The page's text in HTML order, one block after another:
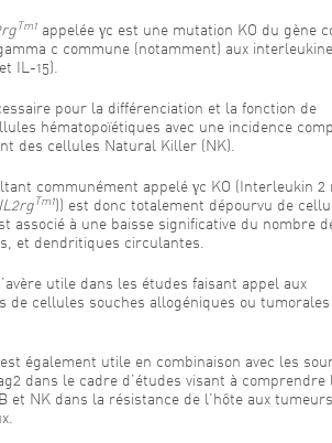
Tm1 appelée γc est une mutation KO du gène
c commune (notamment) aux
IL-15).
pour la différenciation et la fonction de
hématopoïétiques avec une incidence
des cellules Natural Killer (NK).
communément appelé γc KO (Interleukin 2
IL2rgTm1)) est donc totalement dépourvu de
associé à une baisse significative du nombre
et dendritiques circulantes.
utile dans les études faisant appel aux
de cellules souches allogéniques ou tumorales
également utile en combinaison avec les
dans le cadre d’études visant à comprendre
et NK dans la résistance de l’hôte aux